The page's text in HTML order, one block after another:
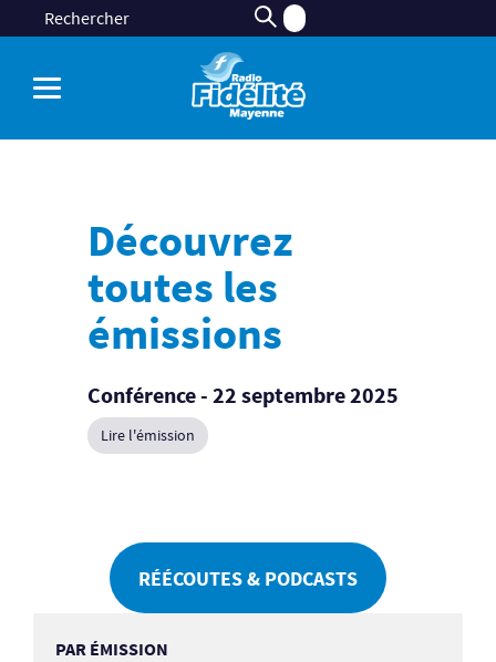
Découvrez
toutes les
émissions
Conférence - 22 septembre 2025
Lire l'émission
RÉÉCOUTES & PODCASTS
PAR ÉMISSION